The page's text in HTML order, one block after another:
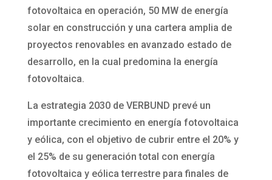
fotovoltaica en operación, 50 MW de energía
solar en construcción y una cartera amplia de
proyectos renovables en avanzado estado de
desarrollo, en la cual predomina la energía
fotovoltaica.
La estrategia 2030 de VERBUND prevé un
importante crecimiento en energía fotovoltaica
y eólica, con el objetivo de cubrir entre el 20% y
el 25% de su generación total con energía
fotovoltaica y eólica terrestre para finales de